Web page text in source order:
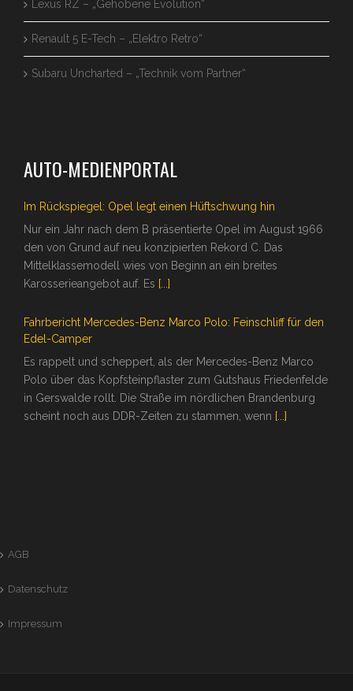
Lexus RZ – „Gehobene Evolution“
Renault 5 E-Tech – „Elektro Retro“
Subaru Uncharted – „Technik vom Partner“
AUTO-MEDIENPORTAL
Im Rückspiegel: Opel legt einen Hüftschwung hin
Nur ein Jahr nach dem B präsentierte Opel im August 1966
den von Grund auf neu konzipierten Rekord C. Das
Mittelklassemodell wies von Beginn an ein breites
Karosserieangebot auf. Es [...]
Fahrbericht Mercedes-Benz Marco Polo: Feinschliff für den
Edel-Camper
Es rappelt und scheppert, als der Mercedes-Benz Marco
Polo über das Kopfsteinpflaster zum Gutshaus Friedenfelde
in Gerswalde rollt. Die Straße im nördlichen Brandenburg
scheint noch aus DDR-Zeiten zu stammen, wenn [...]
AGB
Datenschutz
Impressum